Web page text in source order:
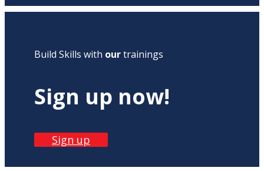
Build Skills with ourtrainings
Sign up now!
Sign up